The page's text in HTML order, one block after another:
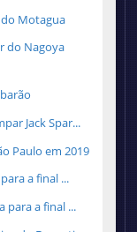
Motagua
do Nagoya
Jack Spar...
Paulo em 2019
a final ...
para a final ...